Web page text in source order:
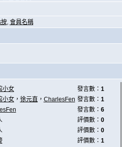
, 會員名稱
小女 發言數： 1
小女， 徐元直 ， CharlesFen 發言數： 1
發言數： 6
評價數： 0
評價數： 0
評價數： 1